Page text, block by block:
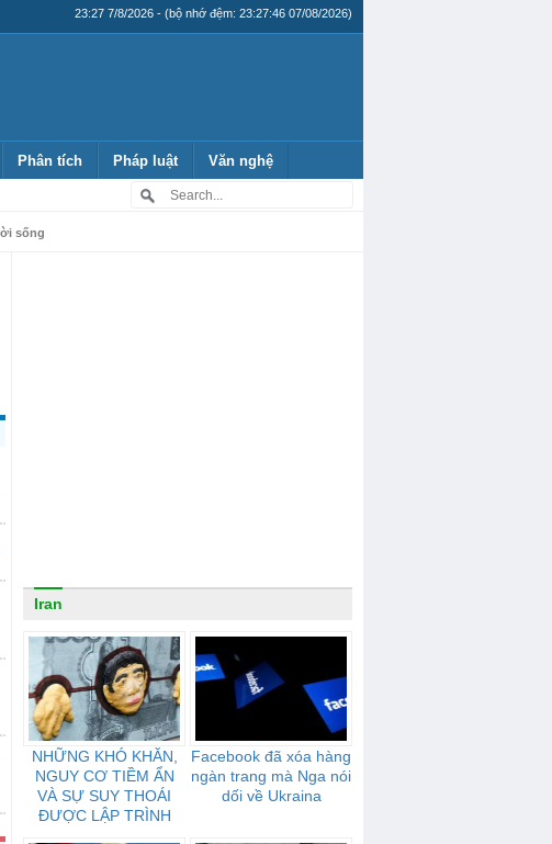
23:27 7/8/2026 - (bộ nhớ đệm: 23:27:46 07/08/2026)
Phân tích Pháp luật Văn nghệ
sống
Iran
NHỮNG KHÓ KHĂN,
NGUY CƠ TIỀM ẨN
VÀ SỰ SUY THOÁI
ĐƯỢC LẬP TRÌNH
Facebook đã xóa hàng
ngàn trang mà Nga nói
dối về Ukraina